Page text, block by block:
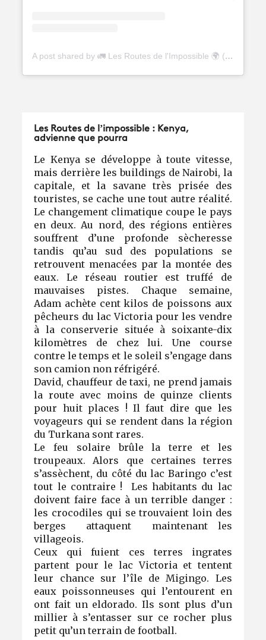
A post shared by 🚛 Les Routes de l'Impossible 🌍 (@lesroutesdelimpossible)
Les Routes de l’impossible : Kenya,
advienne que pourra
Le Kenya se développe à toute vitesse,
mais derrière les buildings de Nairobi, la
capitale, et la savane très prisée des
touristes, se cache une tout autre réalité.
Le changement climatique coupe le pays
en deux. Au nord, des régions entières
souffrent d’une profonde sècheresse
tandis qu’au sud des populations se
retrouvent menacées par la montée des
eaux. Le réseau routier est truffé de
mauvaises pistes. Chaque semaine,
Adam achète cent kilos de poissons aux
pêcheurs du lac Victoria pour les vendre
à la conserverie située à soixante-dix
kilomètres de chez lui. Une course
contre le temps et le soleil s’engage dans
son camion non réfrigéré.
David, chauffeur de taxi, ne prend jamais
la route avec moins de quinze clients
pour huit places ! Il faut dire que les
voyageurs qui se rendent dans la région
du Turkana sont rares.
Le feu solaire brûle la terre et les
troupeaux. Alors que certaines terres
s’assèchent, du côté du lac Baringo c’est
tout le contraire ! Les habitants du lac
doivent faire face à un terrible danger :
les crocodiles qui se trouvaient loin des
berges attaquent maintenant les
villageois.
Ceux qui fuient ces terres ingrates
partent pour le lac Victoria et tentent
leur chance sur l’île de Migingo. Les
eaux poissonneuses qui l’entourent en
ont fait un eldorado. Ils sont plus d’un
millier à s’entasser sur ce rocher plus
petit qu’un terrain de football.